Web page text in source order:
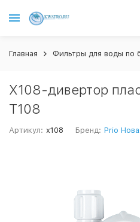
Главная Фильтры для воды по
X108-дивертор
Т108
Артикул: x108 Бренд: Prio